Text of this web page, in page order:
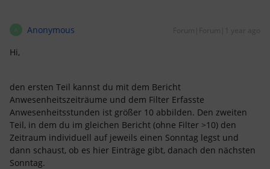
A Anonymous Forum|Forum|1 year ago
Hi,
den ersten Teil kannst du mit dem Bericht
Anwesenheitszeiträume und dem Filter Erfasste
Anwesenheitsstunden ist größer 10 abbilden. Den zweiten
Teil, in dem du im gleichen Bericht (ohne Filter >10) den
Zeitraum individuell auf jeweils einen Sonntag legst und
dann schaust, ob es hier Einträge gibt, danach den nächsten
Sonntag.